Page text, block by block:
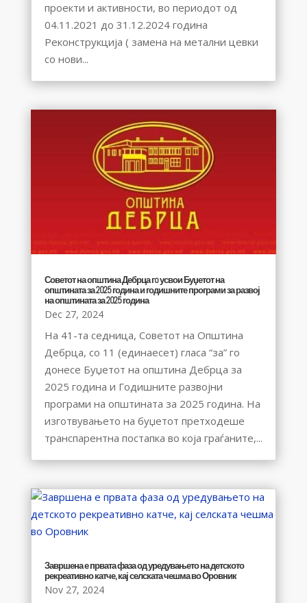
проекти и активности, во периодот од
04.11.2021 до 31.12.2024 година
Реконструкција ( замена на метални цевки
со нови...
Советот на општина Дебрца гo усвои Буџетот на
општината за 2025 година и годишните програми за развој
на општината за 2025 година
Dec 27, 2024
На 41-та седница, Советот на Општина
Дебрца, со 11 (единаесет) гласа “за” го
донесе Буџетот на општина Дебрца за
2025 година и Годишните развојни
програми на општината за 2025 година. На
изготвувањето на буџетот претходеше
транспарентна постапка во која граѓаните,...
Завршена е првата фаза од уредувањето на детското
рекреативно катче, кај селската чешма во Оровник
Nov 27, 2024